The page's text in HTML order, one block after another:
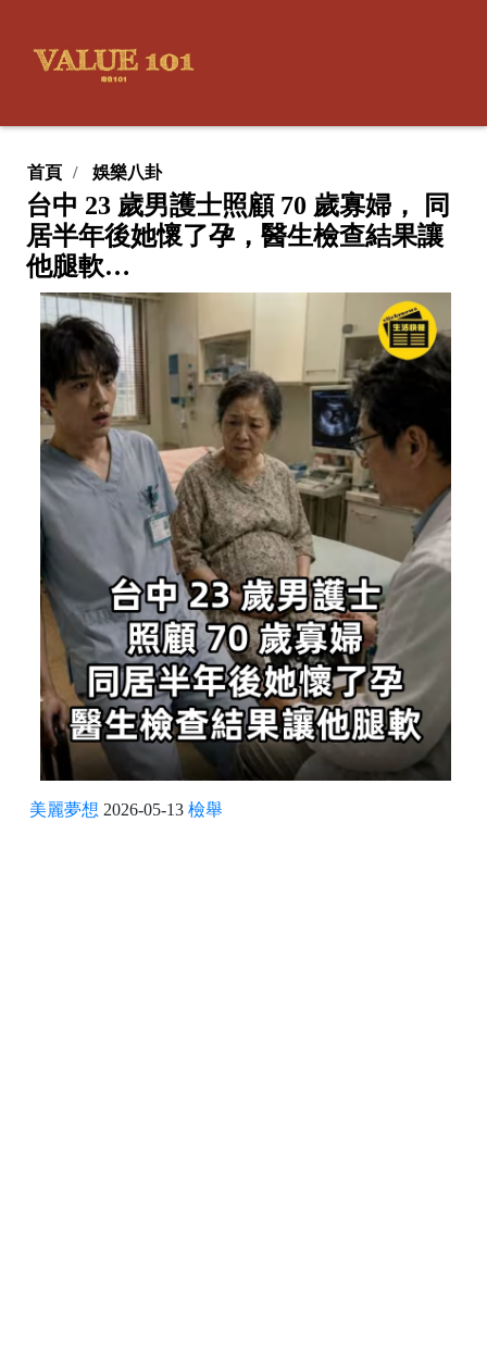
首頁 娛樂八卦
台中 23 歲男護士照顧 70 歲寡婦， 同
居半年後她懷了孕，醫生檢查結果讓
他腿軟…
美麗夢想 2026-05-13 檢舉